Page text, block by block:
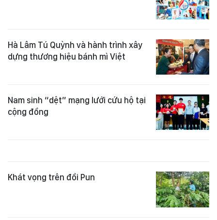
Hà Lâm Tú Quỳnh và hành trình xây
dựng thương hiệu bánh mì Việt
Nam sinh “dệt” mạng lưới cứu hộ tại
cộng đồng
Khát vọng trên đồi Pun